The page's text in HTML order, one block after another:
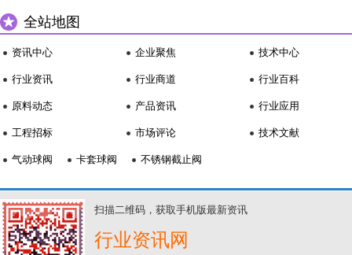
全站地图
资讯中心
行业资讯
原料动态
工程招标
企业聚焦
行业商道
产品资讯
市场评论
技术中心
行业百科
行业应用
技术文献
气动球阀 卡套球阀 不锈钢截止阀
扫描二维码，获取手机版最新资讯
行业资讯网